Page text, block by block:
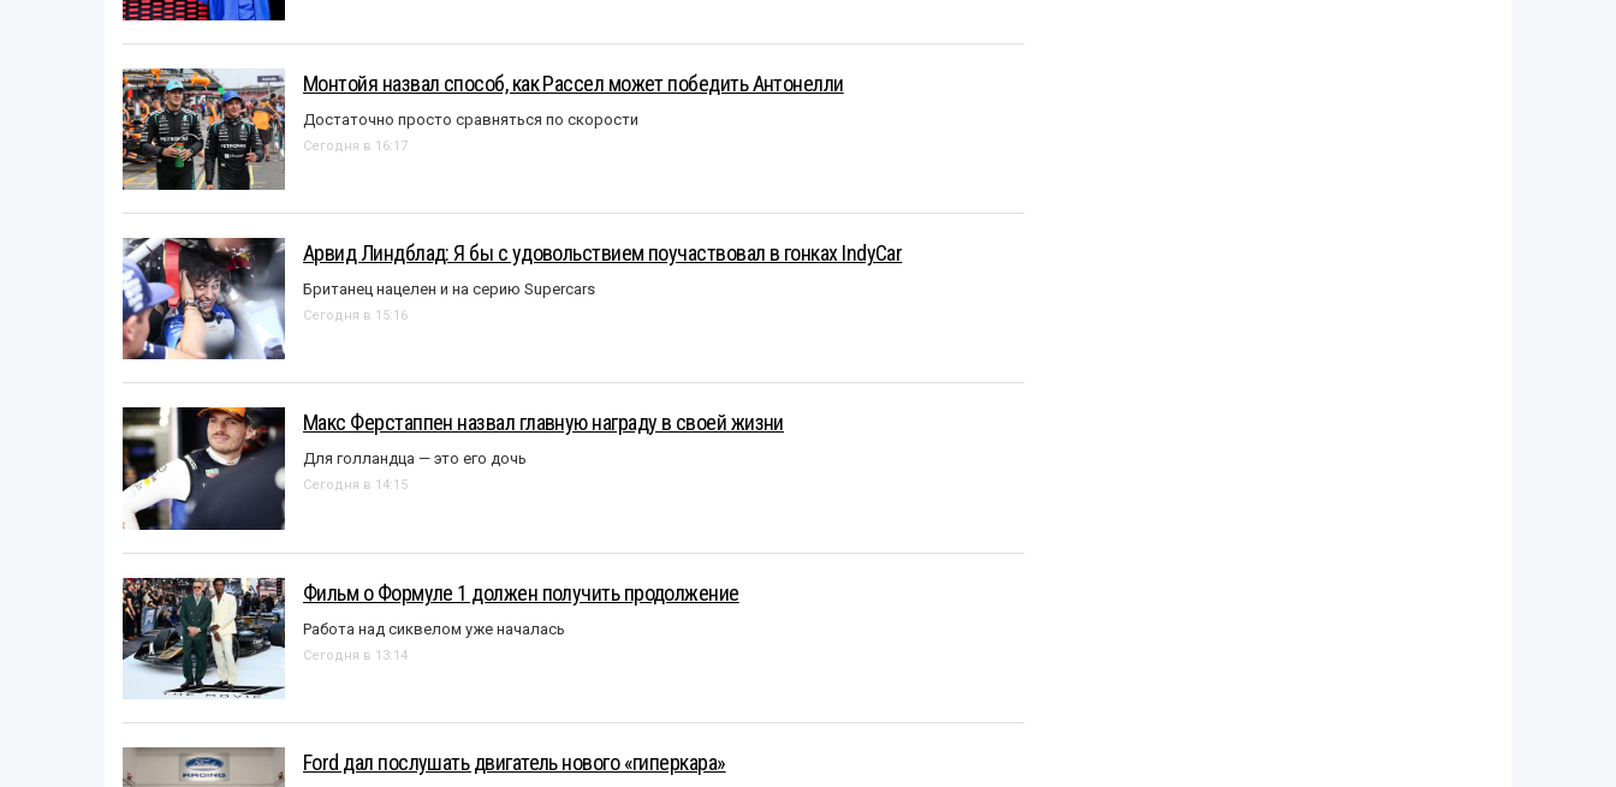
Монтойя назвал способ, как Рассел может победить Антонелли
Достаточно просто сравняться по скорости
Сегодня в 16:17
Арвид Линдблад: Я бы с удовольствием поучаствовал в гонках IndyCar
Британец нацелен и на серию Supercars
Сегодня в 15:16
Макс Ферстаппен назвал главную награду в своей жизни
Для голландца — это его дочь
Сегодня в 14:15
Фильм о Формуле 1 должен получить продолжение
Работа над сиквелом уже началась
Сегодня в 13:14
Ford дал послушать двигатель нового «гиперкара»